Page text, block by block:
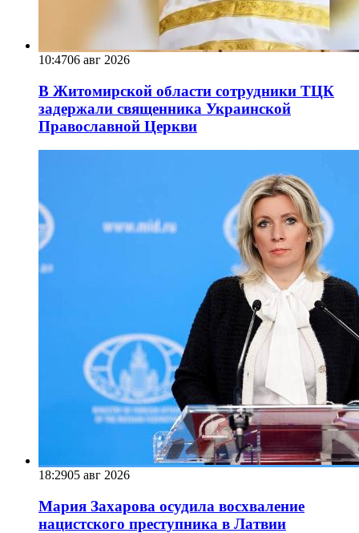
10:4706 авг 2026
В Житомирской области сотрудники ТЦК
задержали священника Украинской
Православной Церкви
18:2905 авг 2026
Мария Захарова осудила восхваление
нацистского преступника в Латвии